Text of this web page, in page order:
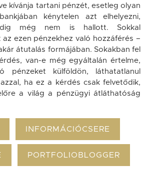
kívánja tartani pénzét, esetleg olyan
kénytelen azt elhelyezni,
még nem is hallott. Sokkal
az ezen pénzekhez való hozzáférés –
átutalás formájában. Sokakban fel
van-e még egyáltalán értelme,
pénzeket külföldön, láthatatlanul
ha ez a kérdés csak felvetődik,
a világ a pénzügyi átláthatóság
INFORMÁCIÓCSERE
PORTFOLIOBLOGGER